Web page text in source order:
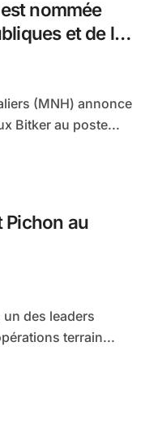
nommée
et de la
Bitker au poste...
Pichon au
terrain...